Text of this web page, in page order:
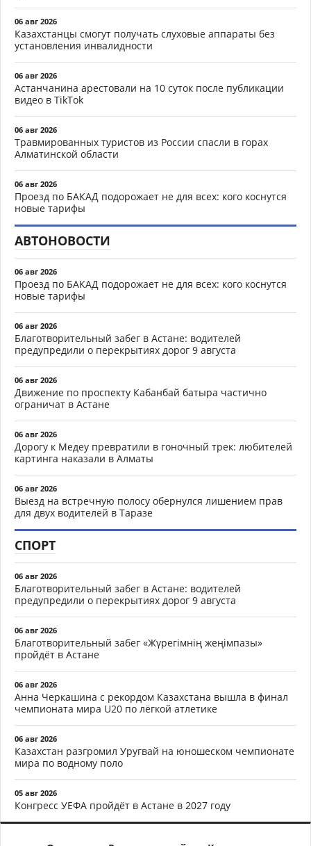
06 авг 2026
Казахстанцы смогут получать слуховые аппараты без
установления инвалидности
06 авг 2026
Астанчанина арестовали на 10 суток после публикации
видео в TikTok
06 авг 2026
Травмированных туристов из России спасли в горах
Алматинской области
06 авг 2026
Проезд по БАКАД подорожает не для всех: кого коснутся
новые тарифы
АВТОНОВОСТИ
06 авг 2026
Проезд по БАКАД подорожает не для всех: кого коснутся
новые тарифы
06 авг 2026
Благотворительный забег в Астане: водителей
предупредили о перекрытиях дорог 9 августа
06 авг 2026
Движение по проспекту Кабанбай батыра частично
ограничат в Астане
06 авг 2026
Дорогу к Медеу превратили в гоночный трек: любителей
картинга наказали в Алматы
06 авг 2026
Выезд на встречную полосу обернулся лишением прав
для двух водителей в Таразе
СПОРТ
06 авг 2026
Благотворительный забег в Астане: водителей
предупредили о перекрытиях дорог 9 августа
06 авг 2026
Благотворительный забег «Жүрегімнің жеңімпазы»
пройдёт в Астане
06 авг 2026
Анна Черкашина с рекордом Казахстана вышла в финал
чемпионата мира U20 по лёгкой атлетике
06 авг 2026
Казахстан разгромил Уругвай на юношеском чемпионате
мира по водному поло
05 авг 2026
Конгресс УЕФА пройдёт в Астане в 2027 году